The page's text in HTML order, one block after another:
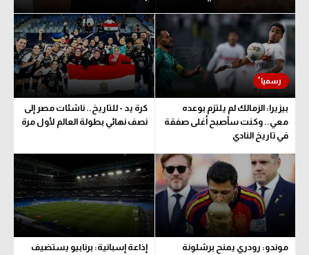
بيزيرا: الزمالك لم يلتزم بوعده
معي.. وكنت سأصبح أغلى صفقة
في تاريخ النادي
كرة يد - للتاريخ.. ناشئات مصر إلى
نصف نهائي بطولة العالم لأول مرة
موندو: رودري يمنح برشلونة
إذاعة إسبانية: برنابيو يستضيف